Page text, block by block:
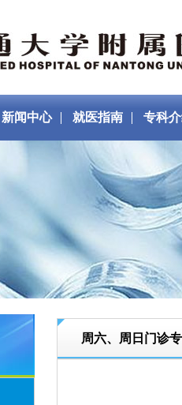
新闻中心 就医指南 专科
周六、周日门诊